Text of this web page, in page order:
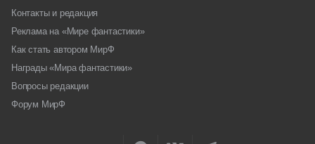
Контакты и редакция
Реклама на «Мире фантастики»
Как стать автором МирФ
Награды «Мира фантастики»
Вопросы редакции
Форум МирФ